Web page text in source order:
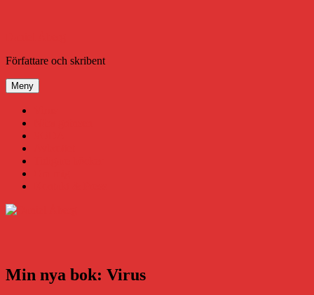
Författare och skribent
Meny
Min nya bok: Virus